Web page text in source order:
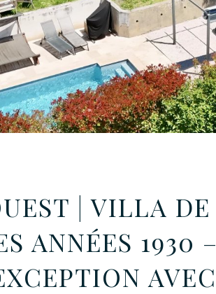
| VILLA DE
ANNÉES 1930 –
AVEC